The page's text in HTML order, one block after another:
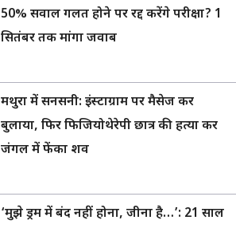
50% सवाल गलत होने पर रद्द करेंगे परीक्षा? 1
सितंबर तक मांगा जवाब
मथुरा में सनसनी: इंस्टाग्राम पर मैसेज कर
बुलाया, फिर फिजियोथेरेपी छात्र की हत्या कर
जंगल में फेंका शव
‘मुझे ड्रम में बंद नहीं होना, जीना है…’: 21 साल